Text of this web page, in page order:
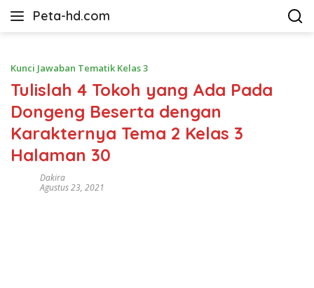
Peta-hd.com
Kumpulan
HD
Kunci Jawaban Tematik Kelas 3
Tulislah 4 Tokoh yang Ada Pada
Dongeng Beserta dengan
Karakternya Tema 2 Kelas 3
Halaman 30
Dakira
Agustus 23, 2021